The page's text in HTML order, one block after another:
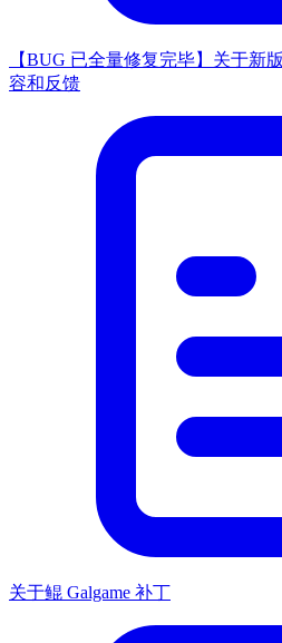
【BUG 已全量修复完毕】关于新
容和反馈
关于鲲 Galgame 补丁